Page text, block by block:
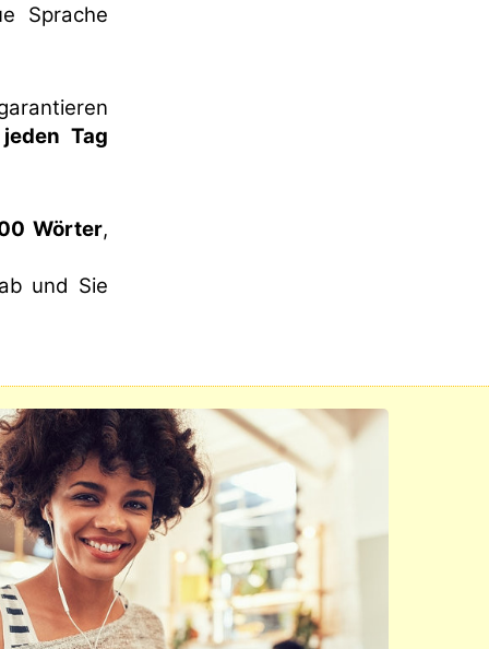
Sprache
Tag
Wörter,
und Sie